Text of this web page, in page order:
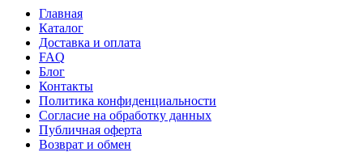
Главная
Каталог
Доставка и оплата
FAQ
Блог
Контакты
Политика конфиденциальности
Согласие на обработку данных
Публичная оферта
Возврат и обмен